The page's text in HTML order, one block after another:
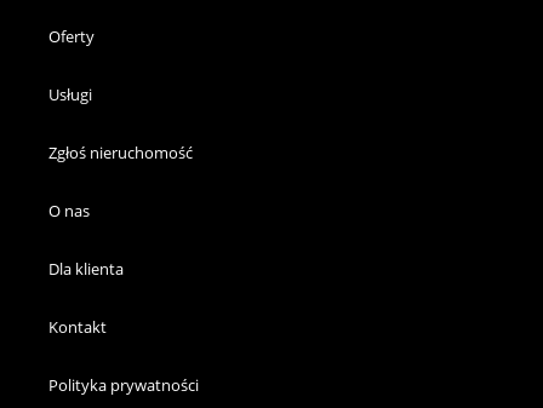
Oferty
Usługi
Zgłoś nieruchomość
O nas
Dla klienta
Kontakt
Polityka prywatności